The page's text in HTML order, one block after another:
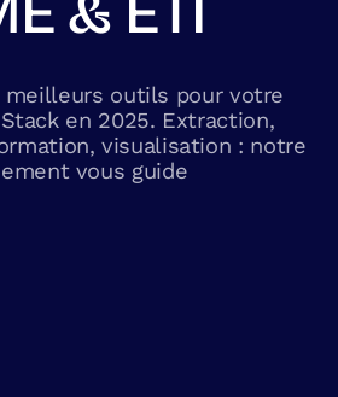
meilleurs outils pour votre
en 2025. Extraction,
visualisation : notre
vous guide